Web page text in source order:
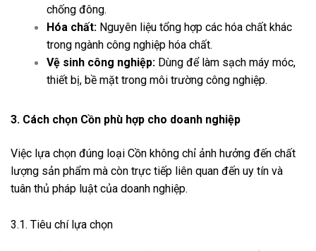
chống đông.
Hóa chất: Nguyên liệu tổng hợp các hóa chất khác
trong ngành công nghiệp hóa chất.
Vệ sinh công nghiệp: Dùng để làm sạch máy móc,
thiết bị, bề mặt trong môi trường công nghiệp.
3. Cách chọn Cồn phù hợp cho doanh nghiệp
Việc lựa chọn đúng loại Cồn không chỉ ảnh hưởng đến chất
lượng sản phẩm mà còn trực tiếp liên quan đến uy tín và
tuân thủ pháp luật của doanh nghiệp.
3.1. Tiêu chí lựa chọn